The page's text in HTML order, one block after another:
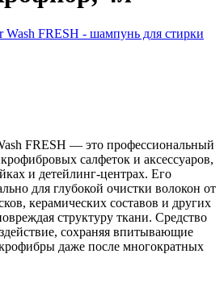
FRESH — это профессиональный
салфеток и аксессуаров,
и детейлинг-центрах. Его
для глубокой очистки волокон от
керамических составов и других
структуру ткани. Средство
сохраняя впитывающие
даже после многократных